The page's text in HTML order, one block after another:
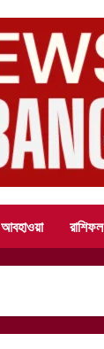
আবহাওয়া রাশিফল